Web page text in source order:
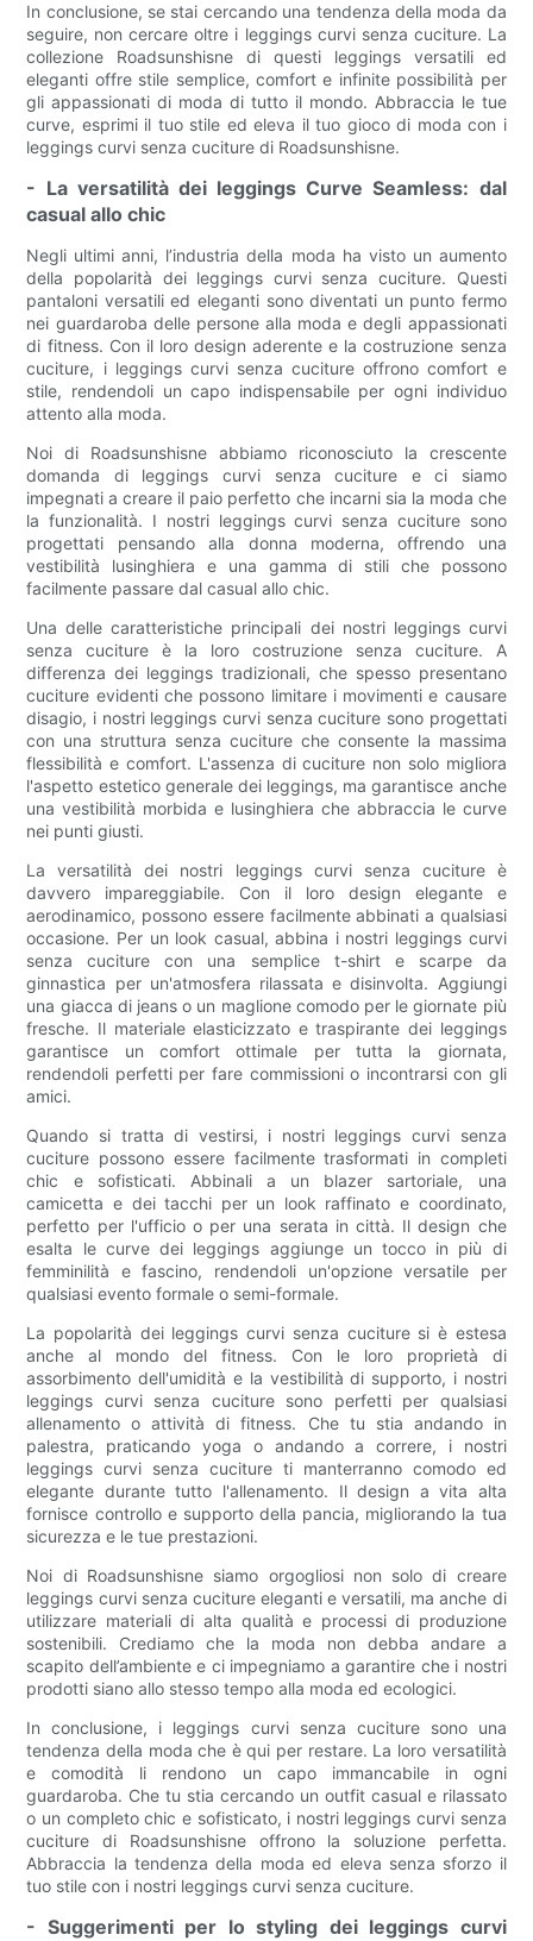
In conclusione, se stai cercando una tendenza della moda da
seguire, non cercare oltre i leggings curvi senza cuciture. La
collezione Roadsunshisne di questi leggings versatili ed
eleganti offre stile semplice, comfort e infinite possibilità per
gli appassionati di moda di tutto il mondo. Abbraccia le tue
curve, esprimi il tuo stile ed eleva il tuo gioco di moda con i
leggings curvi senza cuciture di Roadsunshisne.
- La versatilità dei leggings Curve Seamless: dal
casual allo chic
Negli ultimi anni, l’industria della moda ha visto un aumento
della popolarità dei leggings curvi senza cuciture. Questi
pantaloni versatili ed eleganti sono diventati un punto fermo
nei guardaroba delle persone alla moda e degli appassionati
di fitness. Con il loro design aderente e la costruzione senza
cuciture, i leggings curvi senza cuciture offrono comfort e
stile, rendendoli un capo indispensabile per ogni individuo
attento alla moda.
Noi di Roadsunshisne abbiamo riconosciuto la crescente
domanda di leggings curvi senza cuciture e ci siamo
impegnati a creare il paio perfetto che incarni sia la moda che
la funzionalità. I nostri leggings curvi senza cuciture sono
progettati pensando alla donna moderna, offrendo una
vestibilità lusinghiera e una gamma di stili che possono
facilmente passare dal casual allo chic.
Una delle caratteristiche principali dei nostri leggings curvi
senza cuciture è la loro costruzione senza cuciture. A
differenza dei leggings tradizionali, che spesso presentano
cuciture evidenti che possono limitare i movimenti e causare
disagio, i nostri leggings curvi senza cuciture sono progettati
con una struttura senza cuciture che consente la massima
flessibilità e comfort. L'assenza di cuciture non solo migliora
l'aspetto estetico generale dei leggings, ma garantisce anche
una vestibilità morbida e lusinghiera che abbraccia le curve
nei punti giusti.
La versatilità dei nostri leggings curvi senza cuciture è
davvero impareggiabile. Con il loro design elegante e
aerodinamico, possono essere facilmente abbinati a qualsiasi
occasione. Per un look casual, abbina i nostri leggings curvi
senza cuciture con una semplice t-shirt e scarpe da
ginnastica per un'atmosfera rilassata e disinvolta. Aggiungi
una giacca di jeans o un maglione comodo per le giornate più
fresche. Il materiale elasticizzato e traspirante dei leggings
garantisce un comfort ottimale per tutta la giornata,
rendendoli perfetti per fare commissioni o incontrarsi con gli
amici.
Quando si tratta di vestirsi, i nostri leggings curvi senza
cuciture possono essere facilmente trasformati in completi
chic e sofisticati. Abbinali a un blazer sartoriale, una
camicetta e dei tacchi per un look raffinato e coordinato,
perfetto per l'ufficio o per una serata in città. Il design che
esalta le curve dei leggings aggiunge un tocco in più di
femminilità e fascino, rendendoli un'opzione versatile per
qualsiasi evento formale o semi-formale.
La popolarità dei leggings curvi senza cuciture si è estesa
anche al mondo del fitness. Con le loro proprietà di
assorbimento dell'umidità e la vestibilità di supporto, i nostri
leggings curvi senza cuciture sono perfetti per qualsiasi
allenamento o attività di fitness. Che tu stia andando in
palestra, praticando yoga o andando a correre, i nostri
leggings curvi senza cuciture ti manterranno comodo ed
elegante durante tutto l'allenamento. Il design a vita alta
fornisce controllo e supporto della pancia, migliorando la tua
sicurezza e le tue prestazioni.
Noi di Roadsunshisne siamo orgogliosi non solo di creare
leggings curvi senza cuciture eleganti e versatili, ma anche di
utilizzare materiali di alta qualità e processi di produzione
sostenibili. Crediamo che la moda non debba andare a
scapito dell’ambiente e ci impegniamo a garantire che i nostri
prodotti siano allo stesso tempo alla moda ed ecologici.
In conclusione, i leggings curvi senza cuciture sono una
tendenza della moda che è qui per restare. La loro versatilità
e comodità li rendono un capo immancabile in ogni
guardaroba. Che tu stia cercando un outfit casual e rilassato
o un completo chic e sofisticato, i nostri leggings curvi senza
cuciture di Roadsunshisne offrono la soluzione perfetta.
Abbraccia la tendenza della moda ed eleva senza sforzo il
tuo stile con i nostri leggings curvi senza cuciture.
- Suggerimenti per lo styling dei leggings curvi